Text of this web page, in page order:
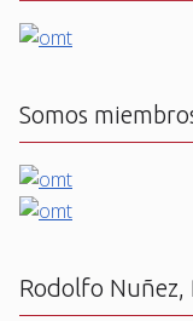
Somos
Rodolfo